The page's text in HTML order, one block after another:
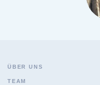
ÜBER UNS
TEAM